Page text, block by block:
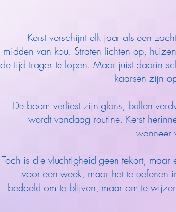
Kerst verschijnt elk jaar als een
midden van kou. Straten lichten op,
de tijd trager te lopen. Maar juist daarin
kaarsen zijn
De boom verliest zijn glans, ballen
wordt vandaag routine. Kerst
wanneer
Toch is die vluchtigheid geen tekort,
voor een week, maar het te oefenen
bedoeld om te blijven, maar om te